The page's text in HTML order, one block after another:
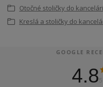
Otočné stoličky do
Kreslá a stoličky do
GOOGLE
4.8